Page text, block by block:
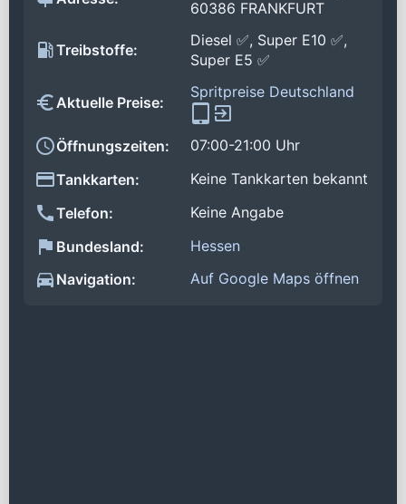
60386 FRANKFURT
Treibstoffe:
Diesel ✅, Super E10 ✅,
Super E5 ✅
Aktuelle Preise:
Spritpreise Deutschland
Öffnungszeiten:
07:00-21:00 Uhr
Tankkarten:
Keine Tankkarten bekannt
Telefon:
Keine Angabe
Bundesland:
Hessen
Navigation:
Auf Google Maps öffnen